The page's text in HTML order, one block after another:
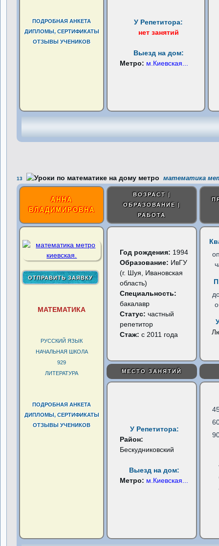
ПОДРОБНАЯ АНКЕТА
ДИПЛОМЫ, СЕРТИФИКАТЫ
ОТЗЫВЫ УЧЕНИКОВ
У Репетитора:
нет занятий
Выезд на дом:
Метро: м.Киевская
13 математика
АННА
ВЛАДИМИРОВНА
ВОЗРАСТ |
ОБРАЗОВАНИЕ |
РАБОТА
МАТЕМАТИКА
РУССКИЙ ЯЗЫК
НАЧАЛЬНАЯ ШКОЛА
929
ЛИТЕРАТУРА
ПОДРОБНАЯ АНКЕТА
ДИПЛОМЫ, СЕРТИФИКАТЫ
ОТЗЫВЫ УЧЕНИКОВ
Год рождения: 1994
Образование: ИвГУ
(г. Шуя, Ивановская
область)
Специальность:
бакалавр
Статус:частный
репетитор
Стаж: с 2011 года
МЕСТО ЗАНЯТИЙ
У Репетитора:
Район:
Бескудниковский
Выезд на дом:
Метро: м.Киевская